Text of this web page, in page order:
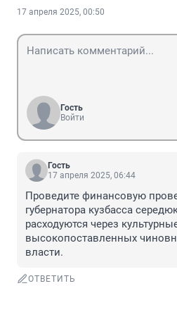
17 апреля 2025, 00:50
Гость
Войти
Гость
17 апреля 2025, 06:44
Проведите финансовую
губернатора кузбасса
расходуются через
высокопоставленных
власти.
ОТВЕТИТЬ